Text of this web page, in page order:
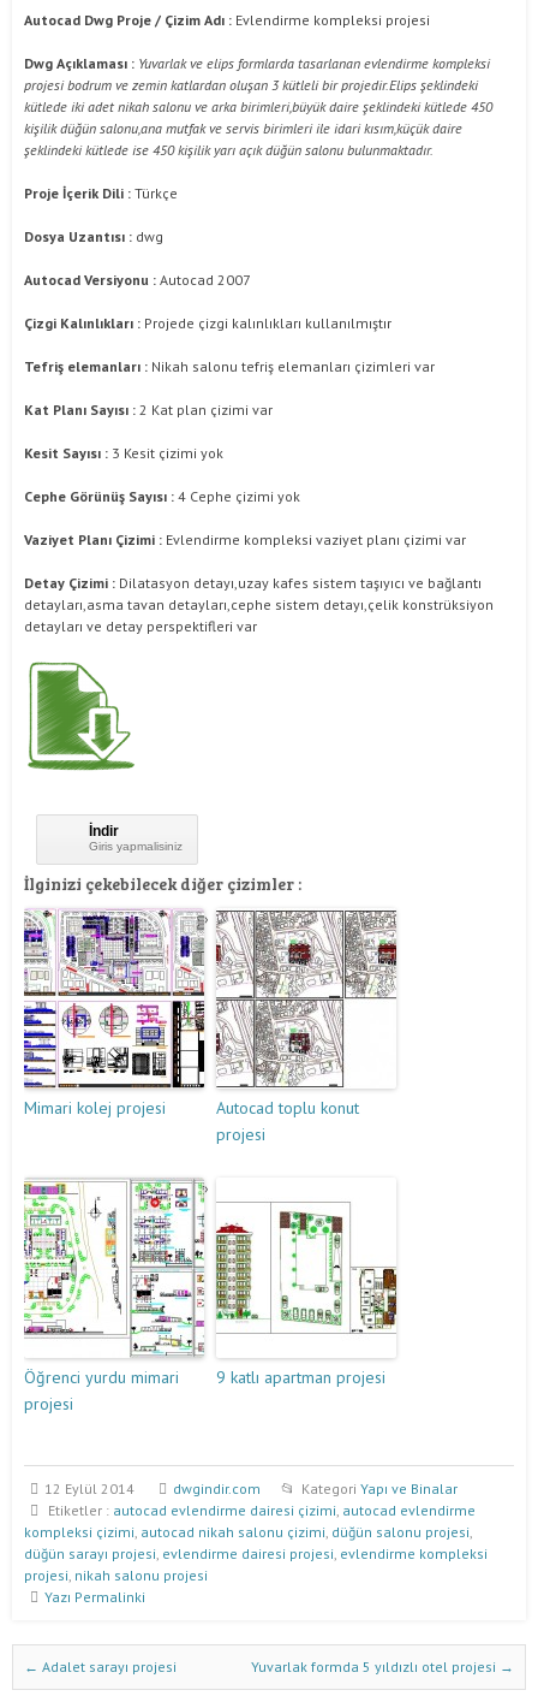
Autocad Dwg Proje / Çizim Adı : Evlendirme kompleksi projesi
Dwg Açıklaması : Yuvarlak ve elips formlarda tasarlanan evlendirme kompleksi
projesi bodrum ve zemin katlardan oluşan 3 kütleli bir projedir.Elips şeklindeki
kütlede iki adet nikah salonu ve arka birimleri,büyük daire şeklindeki kütlede 450
kişilik düğün salonu,ana mutfak ve servis birimleri ile idari kısım,küçük daire
şeklindeki kütlede ise 450 kişilik yarı açık düğün salonu bulunmaktadır.
Proje İçerik Dili : Türkçe
Dosya Uzantısı : dwg
Autocad Versiyonu : Autocad 2007
Çizgi Kalınlıkları : Projede çizgi kalınlıkları kullanılmıştır
Tefriş elemanları : Nikah salonu tefriş elemanları çizimleri var
Kat Planı Sayısı : 2 Kat plan çizimi var
Kesit Sayısı : 3 Kesit çizimi yok
Cephe Görünüş Sayısı : 4 Cephe çizimi yok
Vaziyet Planı Çizimi : Evlendirme kompleksi vaziyet planı çizimi var
Detay Çizimi : Dilatasyon detayı,uzay kafes sistem taşıyıcı ve bağlantı
detayları,asma tavan detayları,cephe sistem detayı,çelik konstrüksiyon
detayları ve detay perspektifleri var
İndir
Giris yapmalisiniz
İlginizi çekebilecek diğer çizimler :
Mimari kolej projesi
Autocad toplu konut
projesi
Öğrenci yurdu mimari
projesi
9 katlı apartman projesi
12 Eylül 2014 dwgindir.com KategoriYapı ve Binalar
Etiketler : autocad evlendirme dairesi çizimi autocad evlendirme
kompleksi çizimi autocad nikah salonu çizimi düğün salonu projesi
düğün sarayı projesi evlendirme dairesi projesi evlendirme kompleksi
projesi nikah salonu projesi
Yazı Permalinki
Dwg İndir Yazı Nevigasyonu
← Adalet sarayı projesi Yuvarlak formda 5 yıldızlı otel projesi →